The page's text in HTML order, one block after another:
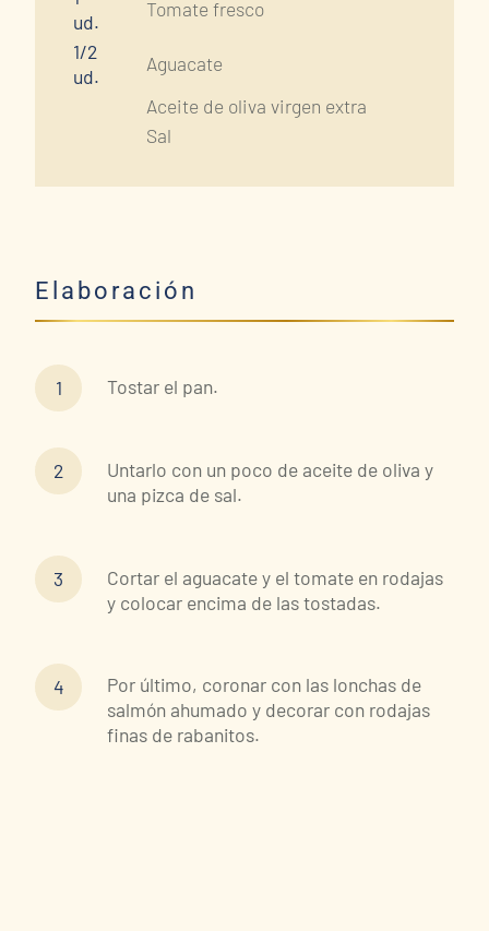
ud.
Tomate fresco
1/2
ud.
Aguacate
Aceite de oliva virgen extra
Sal
Elaboración
Tostar el pan.
Untarlo con un poco de aceite de oliva y
una pizca de sal.
Cortar el aguacate y el tomate en rodajas
y colocar encima de las tostadas.
Por último, coronar con las lonchas de
salmón ahumado y decorar con rodajas
finas de rabanitos.